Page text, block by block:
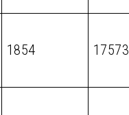
1854 17573